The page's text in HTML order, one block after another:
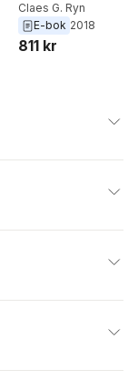
Claes G. Ryn
E-bok 2018
811 kr